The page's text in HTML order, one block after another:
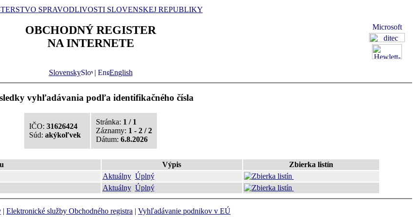
SPRAVODLIVOSTI SLOVENSKEJ REPUBLIKY
OBCHODNÝ REGISTER
NA INTERNETE
Slovensky | English
vyhľadávania podľa identifikačného čísla
IČO: 31626424
Súd: akýkoľvek
Stránka: 1 / 1
Záznamy: 1 - 2 / 2
Dátum: 6.8.2026
Výpis
Zbierka listín
Aktuálny Úplný
Aktuálny Úplný
| Elektronické služby Obchodného registra | Vyhľadávanie podnikov v EÚ